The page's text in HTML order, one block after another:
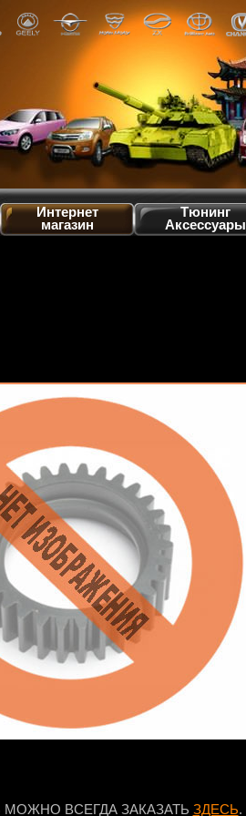
Интернет
магазин
Тюнинг
Аксессуары
МОЖНО ВСЕГДА ЗАКАЗАТЬ ЗДЕСЬ.